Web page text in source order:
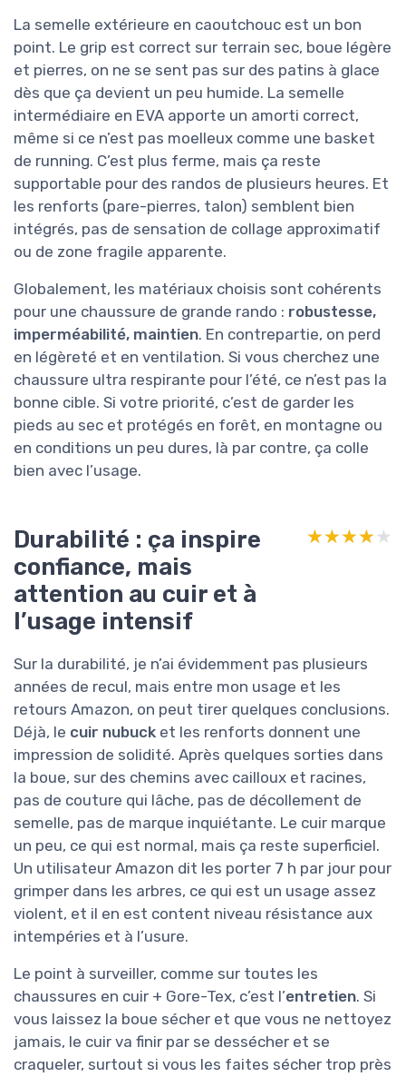
La semelle extérieure en caoutchouc est un bon
point. Le grip est correct sur terrain sec, boue légère
et pierres, on ne se sent pas sur des patins à glace
dès que ça devient un peu humide. La semelle
intermédiaire en EVA apporte un amorti correct,
même si ce n’est pas moelleux comme une basket
de running. C’est plus ferme, mais ça reste
supportable pour des randos de plusieurs heures. Et
les renforts (pare-pierres, talon) semblent bien
intégrés, pas de sensation de collage approximatif
ou de zone fragile apparente.
Globalement, les matériaux choisis sont cohérents
pour une chaussure de grande rando : robustesse,
imperméabilité, maintien. En contrepartie, on perd
en légèreté et en ventilation. Si vous cherchez une
chaussure ultra respirante pour l’été, ce n’est pas la
bonne cible. Si votre priorité, c’est de garder les
pieds au sec et protégés en forêt, en montagne ou
en conditions un peu dures, là par contre, ça colle
bien avec l’usage.
Durabilité : ça inspire
confiance, mais
attention au cuir et à
l’usage intensif
★★★★★
★★★★★
Sur la durabilité, je n’ai évidemment pas plusieurs
années de recul, mais entre mon usage et les
retours Amazon, on peut tirer quelques conclusions.
Déjà, le cuir nubuck et les renforts donnent une
impression de solidité. Après quelques sorties dans
la boue, sur des chemins avec cailloux et racines,
pas de couture qui lâche, pas de décollement de
semelle, pas de marque inquiétante. Le cuir marque
un peu, ce qui est normal, mais ça reste superficiel.
Un utilisateur Amazon dit les porter 7 h par jour pour
grimper dans les arbres, ce qui est un usage assez
violent, et il en est content niveau résistance aux
intempéries et à l’usure.
Le point à surveiller, comme sur toutes les
chaussures en cuir + Gore-Tex, c’est l’entretien. Si
vous laissez la boue sécher et que vous ne nettoyez
jamais, le cuir va finir par se dessécher et se
craqueler, surtout si vous les faites sécher trop près